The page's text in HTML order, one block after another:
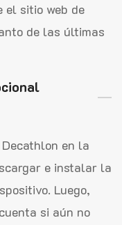
el sitio web de
de las últimas
en la
e instalar la
Luego,
si aún no